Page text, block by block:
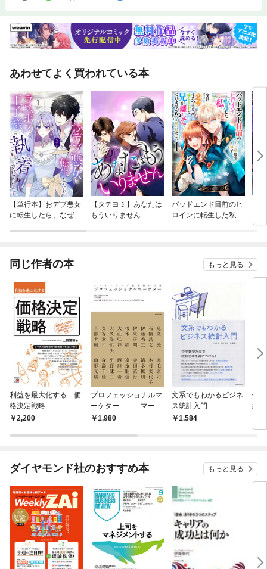
あわせてよく買われている本
【単行本】おデブ悪女
に転生したら、なぜか
【タテヨミ】あなたは
もういりません
バッドエンド目前のヒ
ロインに転生した私、
同じ作者の本 もっと見る
利益を最大化する 価
格決定戦略
2,200
プロフェッショナルマ
ーケター―――マーケ
ティング最先鋭の言葉
1,980
文系でもわかるビジネ
ス統計入門
1,584
仕
統
ダイヤモンド社のおすすめ本 もっと見る